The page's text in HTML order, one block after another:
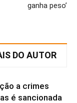
ganha peso’
DO AUTOR
a crimes
é sancionada